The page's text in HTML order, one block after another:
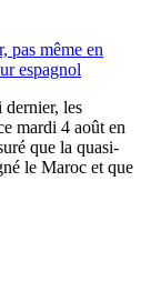
pas même en
espagnol
dernier, les
mardi 4 août en
que la quasi-
le Maroc et que